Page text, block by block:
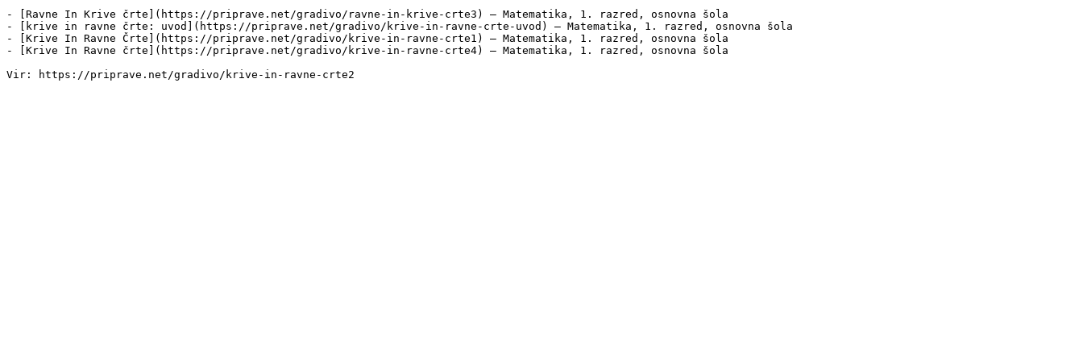
- [Ravne In Krive črte](https://priprave.net/gradivo/ravne-in-krive-crte3) — Matematika, 1. razred, osnovna šola
- [krive in ravne črte: uvod](https://priprave.net/gradivo/krive-in-ravne-crte-uvod) — Matematika, 1. razred, osnovna šola
- [Krive In Ravne Črte](https://priprave.net/gradivo/krive-in-ravne-crte1) — Matematika, 1. razred, osnovna šola
- [Krive In Ravne črte](https://priprave.net/gradivo/krive-in-ravne-crte4) — Matematika, 1. razred, osnovna šola